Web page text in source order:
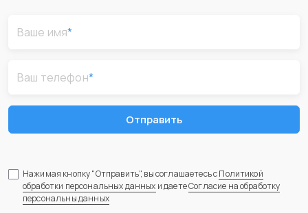
Ваше имя*
Ваш телефон*
Отправить
Нажимая кнопку "Отправить", вы соглашаетесь сПолитикой
обработки персональных данных и даетеСогласие на обработку
персональны данных